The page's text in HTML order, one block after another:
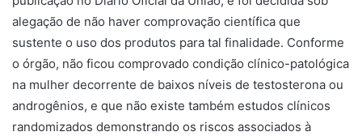
alegação de não haver comprovação científica que
sustente o uso dos produtos para tal finalidade. Conforme
o órgão, não ficou comprovado condição clínico-patológica
na mulher decorrente de baixos níveis de testosterona ou
androgênios, e que não existe também estudos clínicos
randomizados demonstrando os riscos associados à